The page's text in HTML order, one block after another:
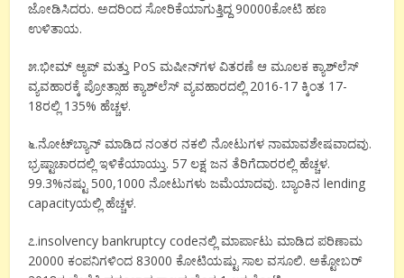
ಜೋಡಿಸಿದರು. ಅದರಿಂದ ಸೋರಿಕೆಯಾಗುತ್ತಿದ್ದ 90000ಕೋಟಿ ಹಣ
ಉಳಿತಾಯ.
೫.ಭೀಮ್ ಆ್ಯಪ್ ಮತ್ತು PoS ಮಷೀನ್‌ಗಳ ವಿತರಣೆ ಆ ಮೂಲಕ ಕ್ಯಾಶ್‌ಲೆಸ್
ವ್ಯವಹಾರಕ್ಕೆ ಪ್ರೋತ್ಸಾಹ ಕ್ಯಾಶ್‌ಲೆಸ್ ವ್ಯವಹಾರದಲ್ಲಿ 2016-17 ಕ್ಕಿಂತ 17-
18ರಲ್ಲಿ 135% ಹೆಚ್ಚಳ.
೬.ನೋಟ್‌ಬ್ಯಾನ್ ಮಾಡಿದ ನಂತರ ನಕಲಿ ನೋಟುಗಳ ನಾಮಾವಶೇಷವಾದವು.
ಭ್ರಷ್ಟಾಚಾರದಲ್ಲಿ ಇಳಿಕೆಯಾಯ್ತು. 57 ಲಕ್ಷ ಜನ ತೆರಿಗೆದಾರರಲ್ಲಿ ಹೆಚ್ಚಳ.
99.3%ನಷ್ಟು 500,1000 ನೋಟುಗಳು ಜಮೆಯಾದವು. ಬ್ಯಾಂಕಿನ lending
capacityಯಲ್ಲಿ ಹೆಚ್ಚಳ.
೭.insolvency bankruptcy codeನಲ್ಲಿ ಮಾರ್ಪಾಟು ಮಾಡಿದ ಪರಿಣಾಮ
20000 ಕಂಪನಿಗಳಿಂದ 83000 ಕೋಟಿಯಷ್ಟು ಸಾಲ ವಸೂಲಿ. ಅಕ್ಟೋಬರ್